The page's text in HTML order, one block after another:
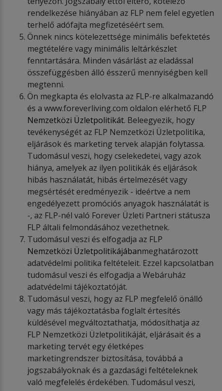
rendelkezése hiányában az FLP nem felel egyetlen
terhelő adófajta megfizetéséért sem.
Önnek nincs kötelezettsége minimális befektetés
megtételére vagy minimális leltárkészlet
fenntartására. Minden vásárlást az eladással
összefüggésben álló ésszerű mennyiségben kell
megtenni.
Ön megkapta és elolvasta az FLP-re alkalmazandó
és a www.foreverliving.com oldalon elérhető FLP
Nemzetközi Üzletpolitikát. Beleegyezik, hogy
tevékenységét az FLP Nemzetközi Üzletpolitika,
eljárások és marketing tervek alapján folytassa.
Tudomásul veszi, hogy cselekedetei, vagy azok
hiánya, amelyek az ilyen politikák és eljárások
hibás használatát, hibás értelmezését vagy
megsértését eredményezik - ideértve a nem
engedélyezett promóciós anyagok használatát is
-, az FLP-nél való Forever Üzleti Partneri státusza
FLP általi felmondásához vezethetnek.
Tudomásul veszi és elfogadja az FLP
Nemzetközi Üzletpolitikájábanmeghatározott
adatvédelmi politika feltételeit. Ezzel kapcsolatban
tudomásul veszi és elfogadja a Webáruház
adatvédelmi tájékoztatóját.
Tudomásul veszi, hogy az FLP megfelelő önálló
vagy más tájékoztatásba foglalt értesítés
küldésével megváltoztathatja, módosíthatja az
FLP Nemzetközi Üzletpolitikáját, eljárásait és a
marketing tervét egy életképes
marketingrendszer biztosítása, továbbá a
jogszabályoknak és a gazdasági feltételeknek
való megfelelés érdekében. Tudomásul veszi,